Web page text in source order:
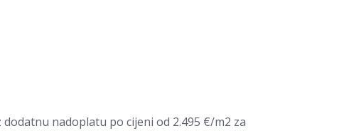
nadoplatu po cijeni od 2.495 €/m2 za